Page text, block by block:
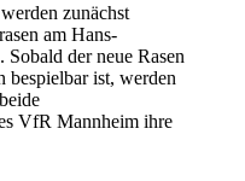
zunächst
am Hans-
der neue Rasen
bespielbar ist, werden
VfR Mannheim ihre